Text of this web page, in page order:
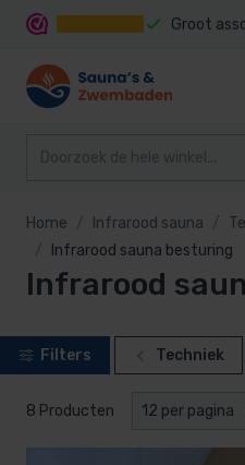
Groot
Home Infrarood sauna
Infrarood sauna besturing
Infrarood
Filters Techniek
8 Producten